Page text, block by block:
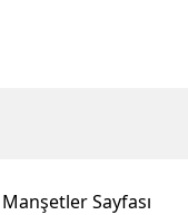
Manşetler Sayfası